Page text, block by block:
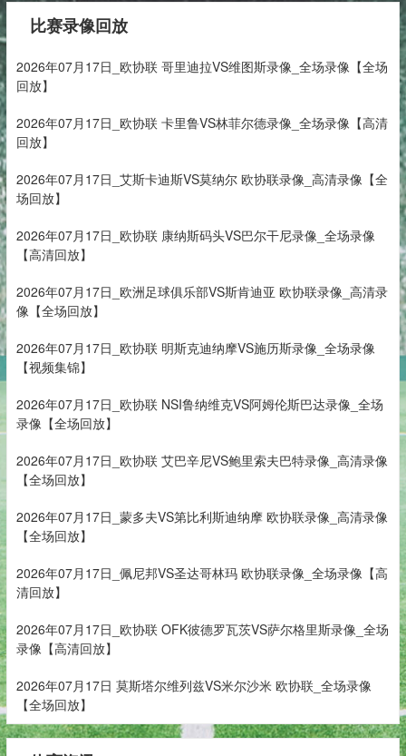
比赛录像回放
2026年07月17日_欧协联 哥里迪拉VS维图斯录像_全场录像【全场
回放】
2026年07月17日_欧协联 卡里鲁VS林菲尔德录像_全场录像【高清
回放】
2026年07月17日_艾斯卡迪斯VS莫纳尔 欧协联录像_高清录像【全
场回放】
2026年07月17日_欧协联 康纳斯码头VS巴尔干尼录像_全场录像
【高清回放】
2026年07月17日_欧洲足球俱乐部VS斯肯迪亚 欧协联录像_高清录
像【全场回放】
2026年07月17日_欧协联 明斯克迪纳摩VS施历斯录像_全场录像
【视频集锦】
2026年07月17日_欧协联 NSI鲁纳维克VS阿姆伦斯巴达录像_全场
录像【全场回放】
2026年07月17日_欧协联 艾巴辛尼VS鲍里索夫巴特录像_高清录像
【全场回放】
2026年07月17日_蒙多夫VS第比利斯迪纳摩 欧协联录像_高清录像
【全场回放】
2026年07月17日_佩尼邦VS圣达哥林玛 欧协联录像_全场录像【高
清回放】
2026年07月17日_欧协联 OFK彼德罗瓦茨VS萨尔格里斯录像_全场
录像【高清回放】
2026年07月17日 莫斯塔尔维列兹VS米尔沙米 欧协联_全场录像
【全场回放】